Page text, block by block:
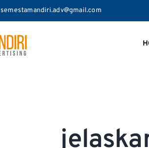
semestamandiri.adv@gmail.com